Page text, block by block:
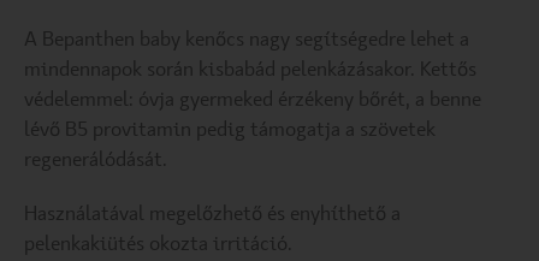
A Bepanthen baby kenőcs nagy segítségedre lehet a
mindennapok során kisbabád pelenkázásakor. Kettős
védelemmel: óvja gyermeked érzékeny bőrét, a benne
lévő B5 provitamin pedig támogatja a szövetek
regenerálódását.
Használatával megelőzhető és enyhíthető a
pelenkakiütés okozta irritáció.